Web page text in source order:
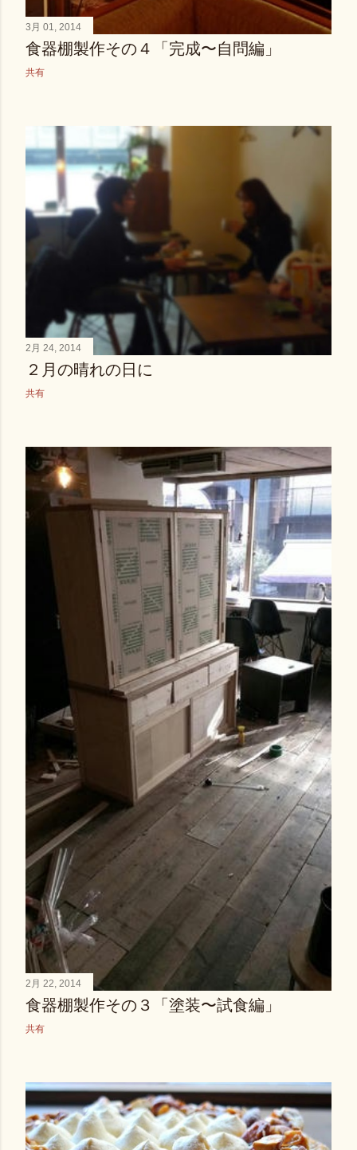
3月 01, 2014
食器棚製作その４「完成〜自問編」
共有
2月 24, 2014
２月の晴れの日に
共有
2月 22, 2014
食器棚製作その３「塗装〜試食編」
共有